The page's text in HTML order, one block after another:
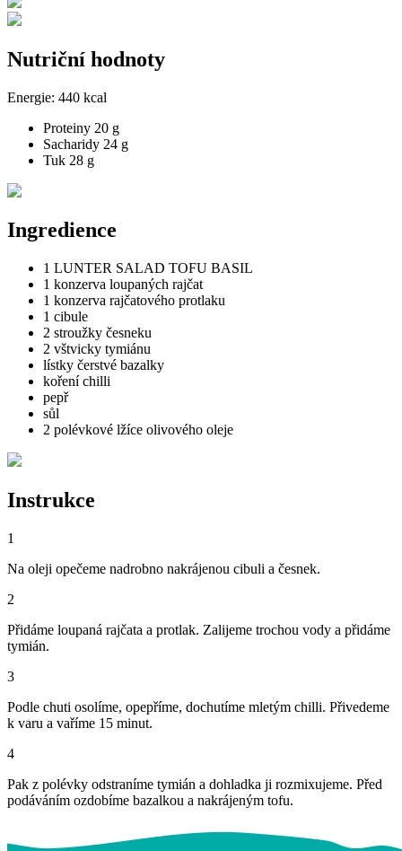
Nutriční hodnoty
Energie: 440 kcal
Proteiny 20 g
Sacharidy 24 g
Tuk 28 g
Ingredience
1 LUNTER SALAD TOFU BASIL
1 konzerva loupaných rajčat
1 konzerva rajčatového protlaku
1 cibule
2 stroužky česneku
2 vštvicky tymiánu
lístky čerstvé bazalky
koření chilli
pepř
sůl
2 polévkové lžíce olivového oleje
Instrukce
1
Na oleji opečeme nadrobno nakrájenou cibuli a česnek.
2
Přidáme loupaná rajčata a protlak. Zalijeme trochou vody a přidáme
tymián.
3
Podle chuti osolíme, opepříme, dochutíme mletým chilli. Přivedeme
k varu a vaříme 15 minut.
4
Pak z polévky odstraníme tymián a dohladka ji rozmixujeme. Před
podáváním ozdobíme bazalkou a nakrájeným tofu.